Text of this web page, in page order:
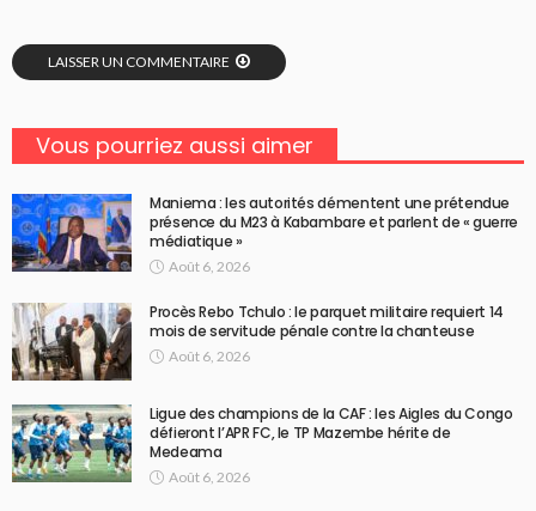
LAISSER UN COMMENTAIRE
Vous pourriez aussi aimer
Maniema : les autorités démentent une prétendue
présence du M23 à Kabambare et parlent de « guerre
médiatique »
Août 6, 2026
Procès Rebo Tchulo : le parquet militaire requiert 14
mois de servitude pénale contre la chanteuse
Août 6, 2026
Ligue des champions de la CAF : les Aigles du Congo
défieront l’APR FC, le TP Mazembe hérite de
Medeama
Août 6, 2026